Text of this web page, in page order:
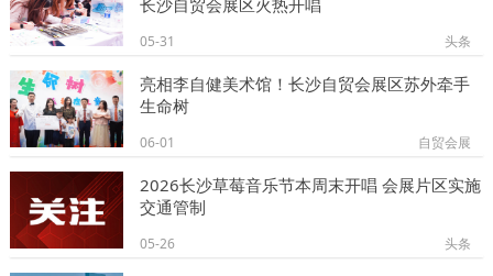
长沙自贸会展区火热开唱
05-31 头条
亮相李自健美术馆！长沙自贸会展区苏外牵手
生命树
06-01 自贸会展
2026长沙草莓音乐节本周末开唱 会展片区实施
交通管制
05-26 头条